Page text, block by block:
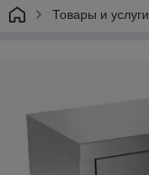
Товары и услуги